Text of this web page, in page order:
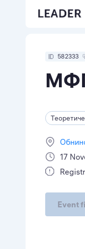
582333
17
Event